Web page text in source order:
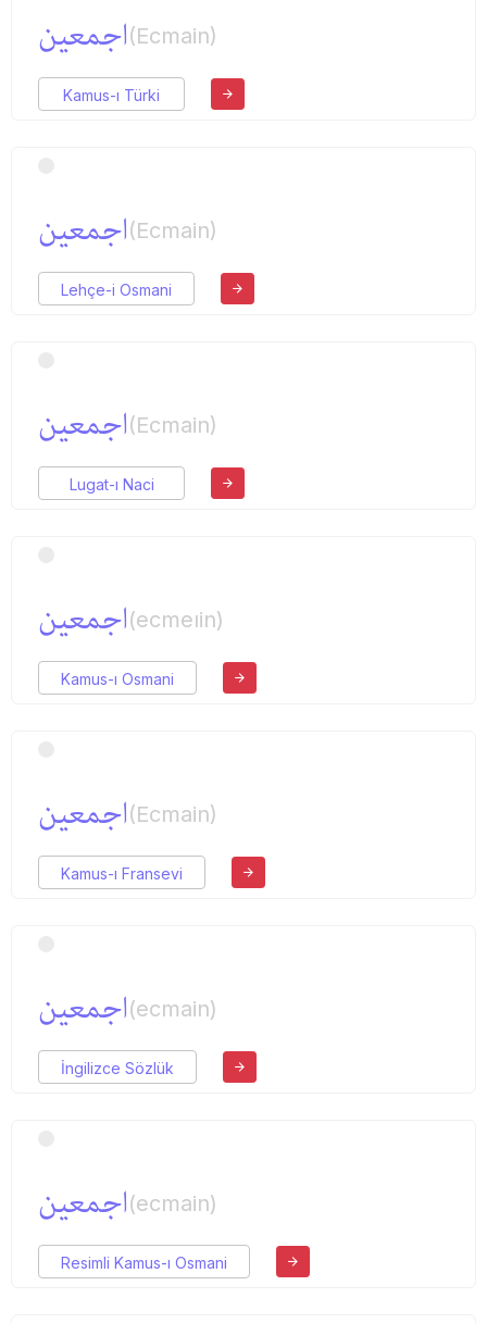
اجمعین(Ecmain)
Kamus-ı Türki
اجمعین(Ecmain)
Lehçe-i Osmani
اجمعین(Ecmain)
Lugat-ı Naci
اجمعین(ecmeıin)
Kamus-ı Osmani
اجمعین(Ecmain)
Kamus-ı Fransevi
اجمعین(ecmain)
İngilizce Sözlük
اجمعین(ecmain)
Resimli Kamus-ı Osmani